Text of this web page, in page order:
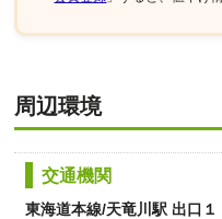
周辺環境
交通機関
東海道本線/天竜川駅 出口１